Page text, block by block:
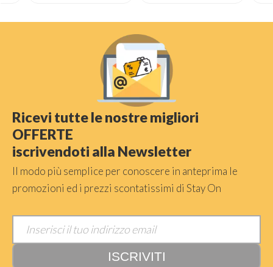
Ricevi tutte le nostre migliori
OFFERTE
iscrivendoti alla Newsletter
Il modo più semplice per conoscere in anteprima le
promozioni ed i prezzi scontatissimi di Stay On